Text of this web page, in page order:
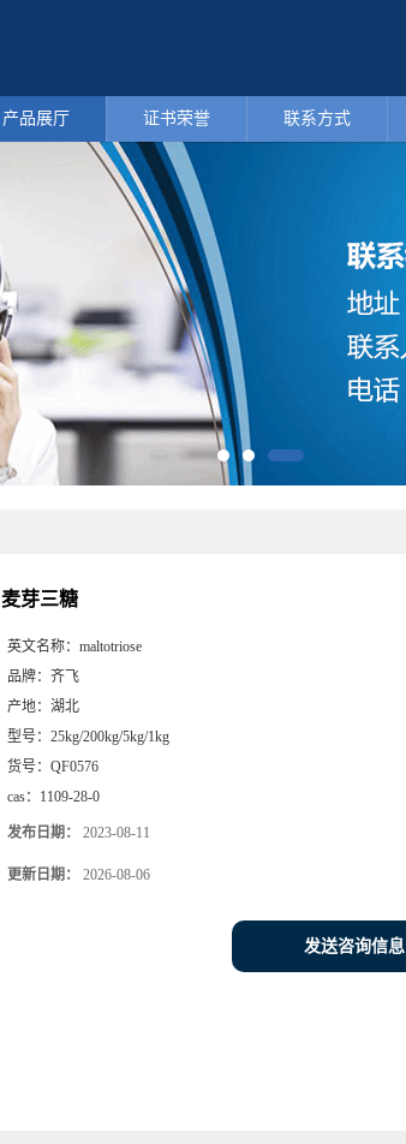
产品展厅 证书荣誉 联系方式
麦芽三糖
英文名称： maltotriose
品牌： 齐飞
产地： 湖北
型号： 25kg/200kg/5kg/1kg
货号： QF0576
cas： 1109-28-0
发布日期： 2023-08-11
更新日期： 2026-08-06
发送咨询信息